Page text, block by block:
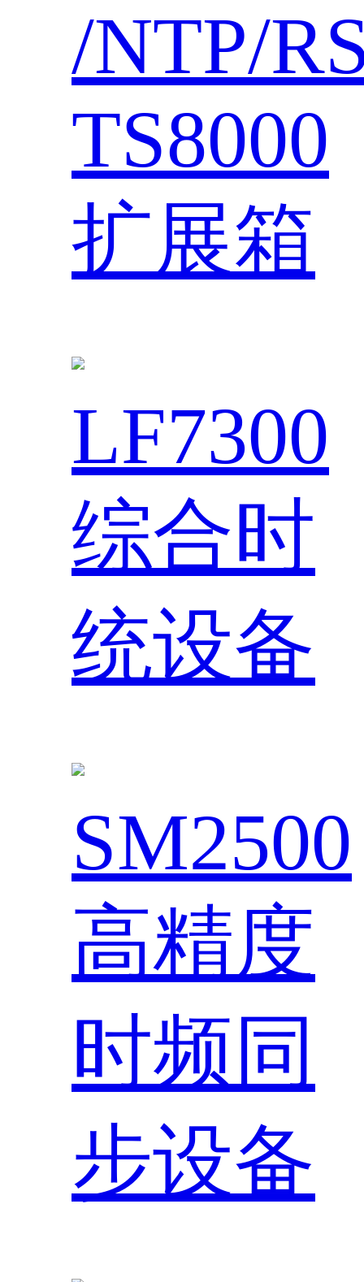
/NTP/
TS8000
扩展箱
LF7300
综合时
统设备
SM2500
高精度
时频同
步设备